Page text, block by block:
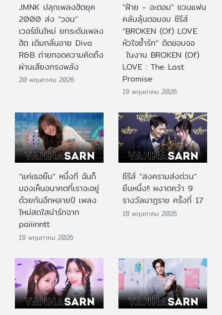
JMNK ปลุกเพลงฮิตยุค
2000 ส่ง “วอน”
เวอร์ชันใหม่ ยกระดับเพลง
ฮิต เติมกลิ่นอาย Diva
R&B ถ่ายทอดความคิดถึง
ผ่านเสียงทรงพลัง
20 พฤษภาคม 2026
“ฝ้าย - อะตอม” ชวนแฟน
คลับลุ้นตอนจบ ซีรีส์
“BROKEN (Of) LOVE
หัวใจช้ำรัก” ติดขอบจอ
ในงาน BROKEN (Of)
LOVE : The Last
Promise
19 พฤษภาคม 2026
“แค่เธอยิ้ม” หนึ่งที ฉันก็
มองเห็นอนาคตที่เราจะอยู่
ด้วยกันอีกหลายปี เพลง
ใหม่สดใสน่ารักจาก
paiiinntt
19 พฤษภาคม 2026
ซีรีส์ “สงครามส่งด่วน”
ยืนหนึ่ง!! ผงาดคว้า 9
รางวัลนาฏราช ครั้งที่ 17
18 พฤษภาคม 2026